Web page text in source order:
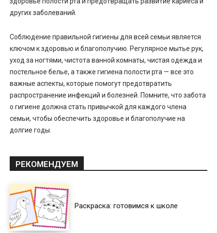
других заболеваний.
Соблюдение правильной гигиены для всей семьи является
ключом к здоровью и благополучию. Регулярное мытье рук,
уход за ногтями, чистота ванной комнаты, чистая одежда и
постельное белье, а также гигиена полости рта — все это
важные аспекты, которые помогут предотвратить
распространение инфекций и болезней. Помните, что забота
о гигиене должна стать привычкой для каждого члена
семьи, чтобы обеспечить здоровье и благополучие на
долгие годы.
РЕКОМЕНДУЕМ
Раскраска: готовимся к школе